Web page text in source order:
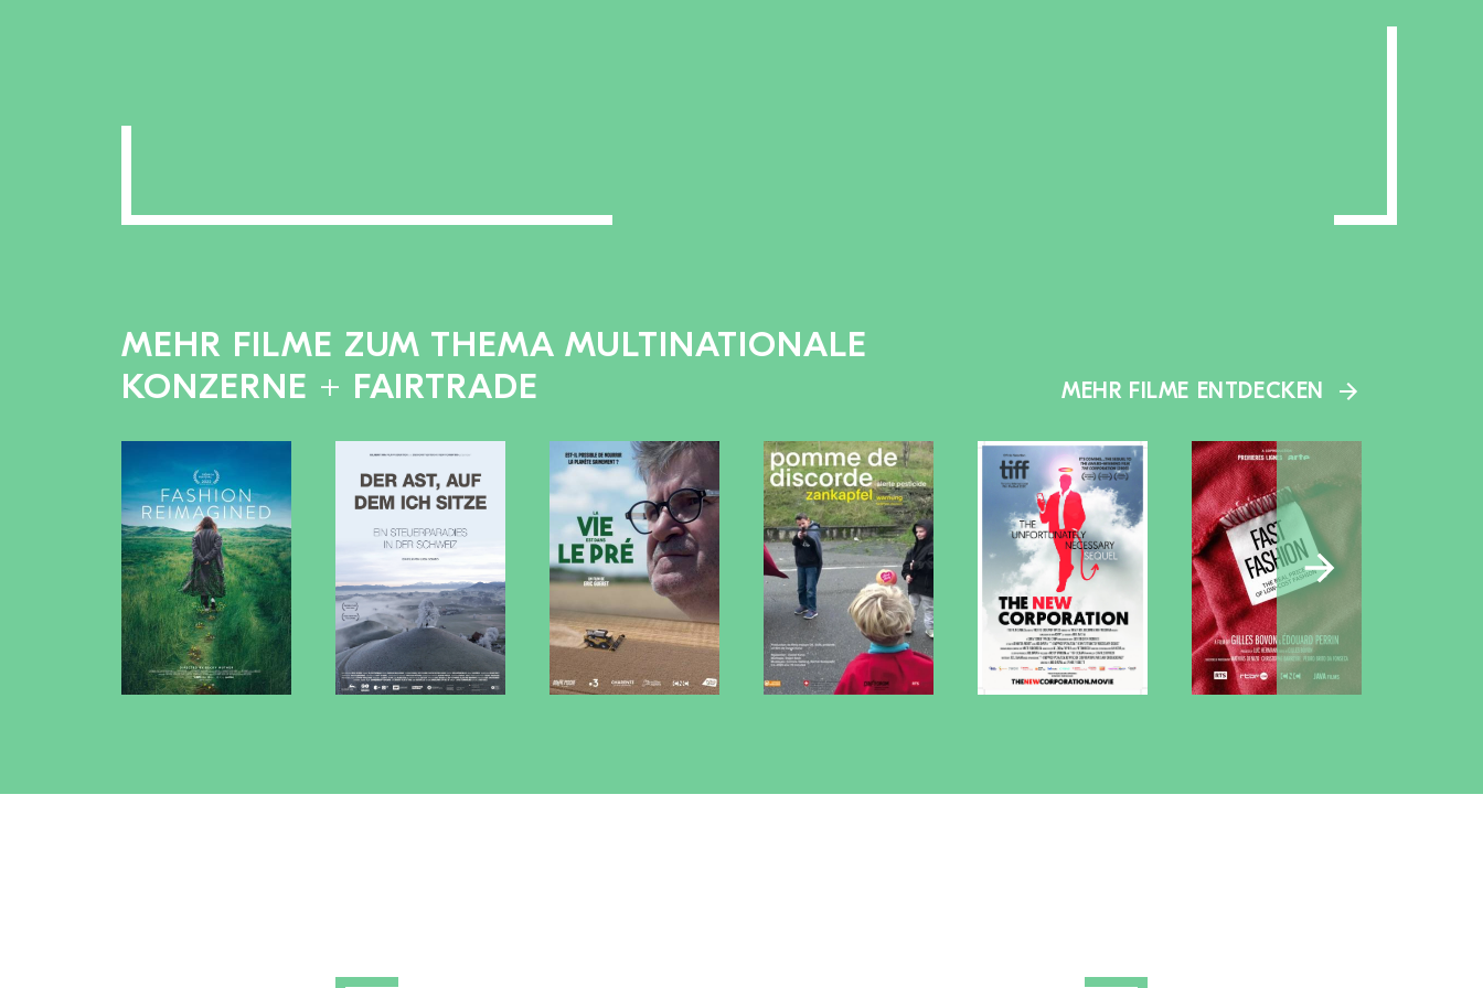
MEHR FILME ZUM THEMA MULTINATIONALE
KONZERNE + FAIRTRADE
MEHR FILME ENTDECKEN